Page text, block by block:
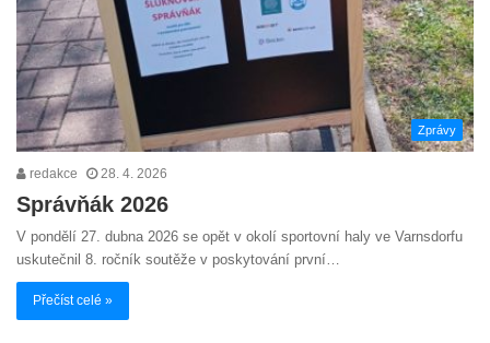
Zprávy
redakce 28. 4. 2026
Správňák 2026
V pondělí 27. dubna 2026 se opět v okolí sportovní haly ve Varnsdorfu
uskutečnil 8. ročník soutěže v poskytování první…
Přečíst celé »